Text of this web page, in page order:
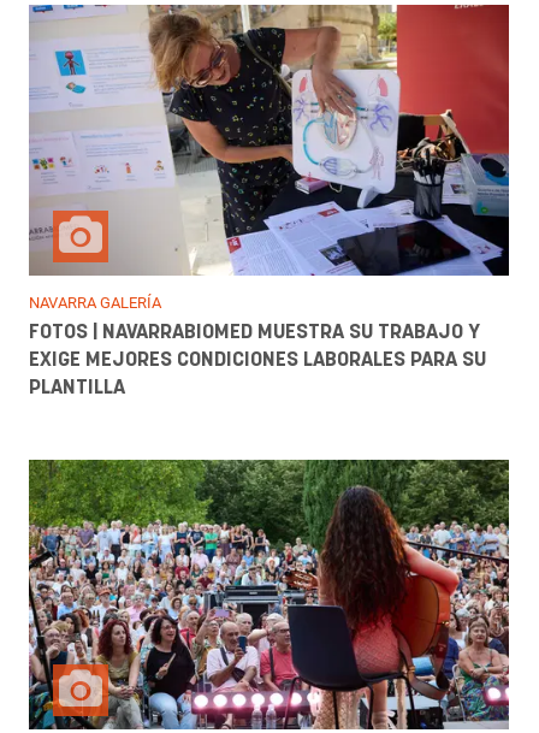
NAVARRA GALERÍA
FOTOS | NAVARRABIOMED MUESTRA SU TRABAJO Y
EXIGE MEJORES CONDICIONES LABORALES PARA SU
PLANTILLA